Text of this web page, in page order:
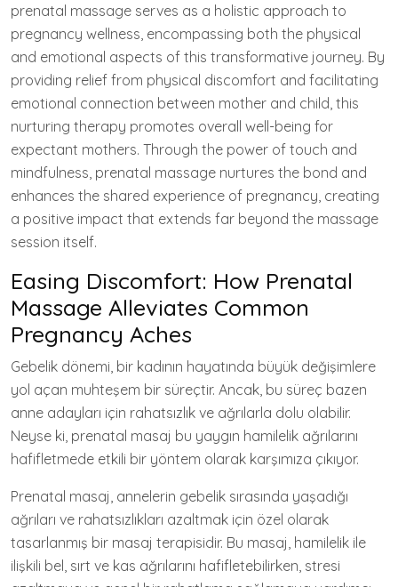
prenatal massage serves as a holistic approach to
pregnancy wellness, encompassing both the physical
and emotional aspects of this transformative journey. By
providing relief from physical discomfort and facilitating
emotional connection between mother and child, this
nurturing therapy promotes overall well-being for
expectant mothers. Through the power of touch and
mindfulness, prenatal massage nurtures the bond and
enhances the shared experience of pregnancy, creating
a positive impact that extends far beyond the massage
session itself.
Easing Discomfort: How Prenatal
Massage Alleviates Common
Pregnancy Aches
Gebelik dönemi, bir kadının hayatında büyük değişimlere
yol açan muhteşem bir süreçtir. Ancak, bu süreç bazen
anne adayları için rahatsızlık ve ağrılarla dolu olabilir.
Neyse ki, prenatal masaj bu yaygın hamilelik ağrılarını
hafifletmede etkili bir yöntem olarak karşımıza çıkıyor.
Prenatal masaj, annelerin gebelik sırasında yaşadığı
ağrıları ve rahatsızlıkları azaltmak için özel olarak
tasarlanmış bir masaj terapisidir. Bu masaj, hamilelik ile
ilişkili bel, sırt ve kas ağrılarını hafifletebilirken, stresi